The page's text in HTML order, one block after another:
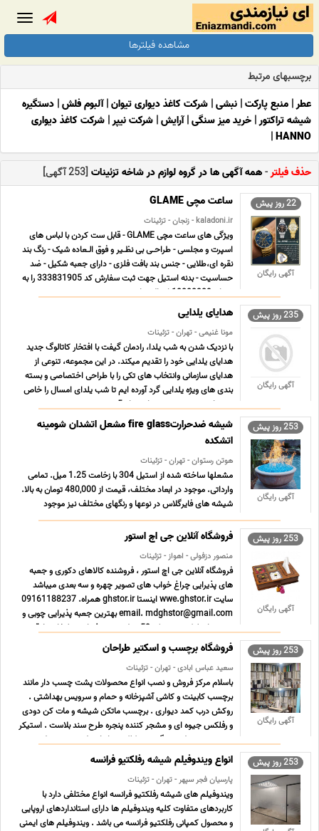
مشاهده فیلترها
برچسبهای مرتبط
عطر| منبع پارکت| نبشی| شرکت کاغذ دیواری تیوان|آلبوم فلش| دستگیره
شیشه تراکتور| خرید میز سنگی|آرایش| شرکت نیپر| شرکت کاغذ دیواری
HANNO
|
حذف فیلتر-همه آگهی ها در گروه لوازم در شاخه تزئینات [253 آگهی]
22 روز پیش
آگهی رایگان
ساعت مچی GLAME
kaladoni.ir - زنجان - تزئینات
ویژگی های ساعت مچی GLAME - قابل ست کردن با لباس های
اسپرت و مجلسی - طراحـی بی نظـیر و فوق الـعاده شیک - رنگ بند
نقره ای،طلایی - جنس بند بافت فلزی - دارای جعبه شکیل - ضد
حساسیت - بدنه استیل جهت ثبت سفارش کد 333831905 را به
شماره 10000309 ارسال نمایید. ...
235 روز پیش
آگهی رایگان
هدایای یلدایی
مونا غنیمی - تهران - تزئینات
با نزدیک شدن به شب یلدا، رادمان گیفت با افتخار کاتالوگ جدید
هدایای یلدایی خود را تقدیم میکند. در این مجموعه، تنوعی از
هدایای سازمانی وانتخاب های تکی را با طراحی اختصاصی و بسته
بندی های ویژه یلدایی گرد آورده ایم تا شب یلدای امسال را خاص
تر بسازید. عمده میدهیم از تعداد 5 شروع میشود ... ...
253 روز پیش
آگهی رایگان
شیشه ضدحرارتfire glass مشعل اتشدان شومینه
اتشکده
هوتن رستوان - تهران - تزئینات
مشعلها ساخته شده از استیل 304 با زخامت 1.25 میل. تمامی
وارداتی. موجود در ابعاد مختلف، قیمت از 480,000 تومان به بالا.
شیشه های فایرگلاس در نوعها و رنگهای مختلف نیز موجود
میباشد. قیمت از 80 تا 280 هزار تومان کیلویی. حداقل 10 کیلو.
ساعت کاری 4 الی 9. لطفاً تماس بگیرید، پاسخگوی چت نی ... ...
253 روز پیش
آگهی رایگان
فروشگاه آنلاین جی اچ استور
منصور دزفولی - اهواز - تزئینات
فروشگاه آنلاین جی اچ استور ، فروشنده کالاهای دکوری و جعبه
های پذیرایی چراغ خواب های تصویر چهره و سه بعدی میباشد
سایت wwe.ghstor.ir اینستا ghstor.ir همراه. 09161188237
email. mdghstor@gmail.com بهترین جعبه پذیرایی چوبی و
شیشه ای لوکس و شیک 50 مدل جعبه پذیرایی تبلیغاتی + قیمت
انواع ... ...
253 روز پیش
آگهی رایگان
فروشگاه برچسب و اسکتیر طراحان
سعید عباس ابادی - تهران - تزئینات
باسلام مرکز فروش و نصب انواع محصولات پشت چسب دار مانند
برچسب کابینت و کاشی آشپزخانه و حمام و سرویس بهداشتی .
روکش درب کمد دیواری . برچسب ماتکن شیشه و مات کن دودی
و رفلکس جیوه ای و مشجر کننده پنجره طرح سند بلاست . استیکر
پشت چسب طرح سنگ مرمر کلکته و انواع طرح چوب و طرح
پتینه سیما ... ...
253 روز پیش انواع ویندوفیلم شیشه رفلکتیو فرانسه
پارسیان فجر سپهر - تهران - تزئینات
ویندوفیلم های شیشه رفلکتیو فرانسه انواع مختلفی دارد با
کاربردهای متفاوت کلیه ویندوفیلم ها دارای استانداردهای اروپایی
و محصول کمپانی رفلکتیو فرانسه می باشد . ویندوفیلم های ایمنی